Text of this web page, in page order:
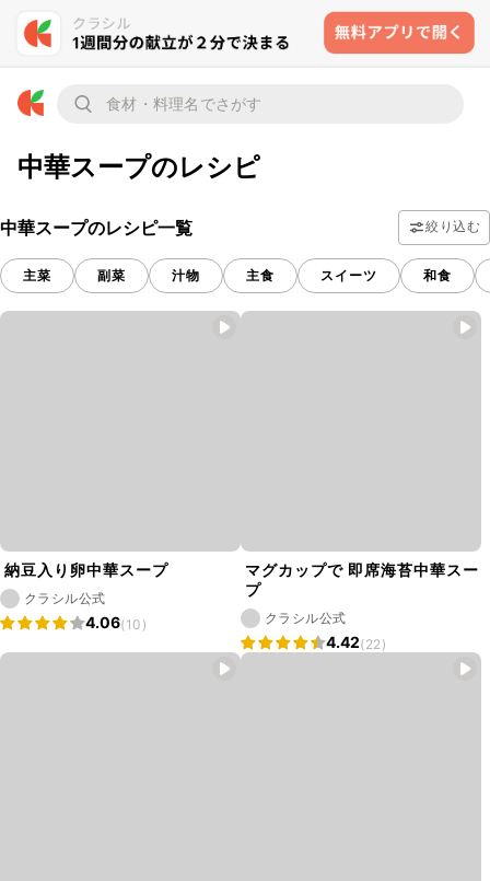
中華スープのレシピ
中華スープのレシピ一覧 絞り込む
主菜 副菜 汁物 主食 スイーツ 和食
納豆入り卵中華スープ
クラシル公式
4.06(10)
マグカップで 即席海苔中華スー
プ
クラシル公式
4.42(22)